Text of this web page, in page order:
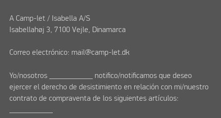
A Camp-let / Isabella A/S
Isabellahøj 3, 7100 Vejle, Dinamarca
Correo electrónico: mail@camp-let.dk
Yo/nosotros ___________ notifico/notificamos que deseo
ejercer el derecho de desistimiento en relación con mi/nuestro
contrato de compraventa de los siguientes artículos: